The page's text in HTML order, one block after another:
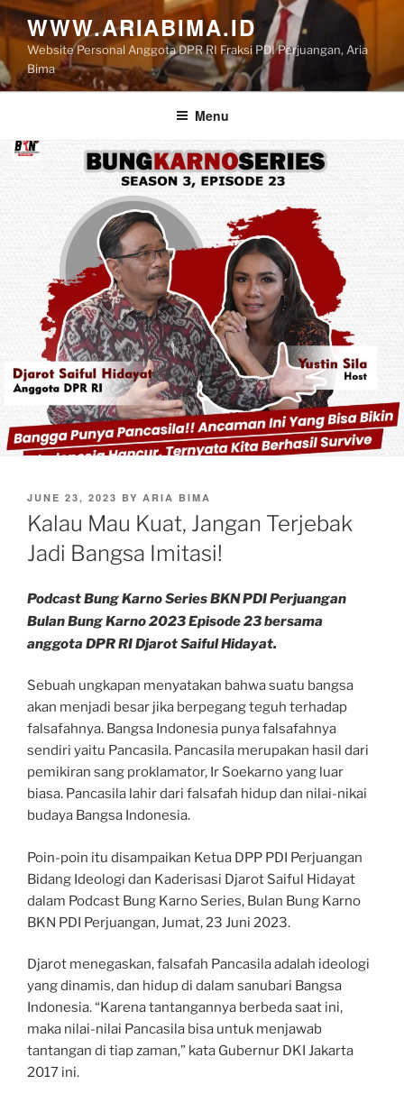
Skip
to
content
WWW.ARIABIMA.ID
Website Personal Anggota DPR RI Fraksi PDI Perjuangan, Aria
Bima
Menu
POSTED
ON
JUNE 23, 2023 BY ARIA BIMA
Kalau Mau Kuat, Jangan Terjebak
Jadi Bangsa Imitasi!
Podcast Bung Karno Series BKN PDI Perjuangan
Bulan Bung Karno 2023 Episode 23 bersama
anggota DPR RI Djarot Saiful Hidayat.
Sebuah ungkapan menyatakan bahwa suatu bangsa
akan menjadi besar jika berpegang teguh terhadap
falsafahnya. Bangsa Indonesia punya falsafahnya
sendiri yaitu Pancasila. Pancasila merupakan hasil dari
pemikiran sang proklamator, Ir Soekarno yang luar
biasa. Pancasila lahir dari falsafah hidup dan nilai-nikai
budaya Bangsa Indonesia.
Poin-poin itu disampaikan Ketua DPP PDI Perjuangan
Bidang Ideologi dan Kaderisasi Djarot Saiful Hidayat
dalam Podcast Bung Karno Series, Bulan Bung Karno
BKN PDI Perjuangan, Jumat, 23 Juni 2023.
Djarot menegaskan, falsafah Pancasila adalah ideologi
yang dinamis, dan hidup di dalam sanubari Bangsa
Indonesia. “Karena tantangannya berbeda saat ini,
maka nilai-nilai Pancasila bisa untuk menjawab
tantangan di tiap zaman,” kata Gubernur DKI Jakarta
2017 ini.